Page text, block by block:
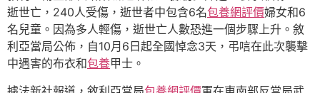
逝世亡，240人受傷，逝世者中包含6名包養網評價婦女和6
名兒童。因為多人輕傷，逝世亡人數恐進一個步驟上升。敘
利亞當局公佈，自10月6日起全國悼念3天，弔唁在此次襲擊
中遇害的布衣和包養甲士。